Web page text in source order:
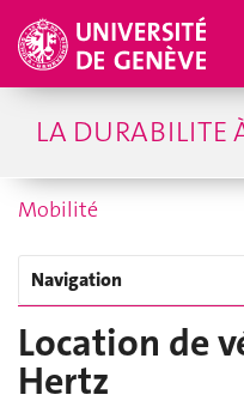
LA DURABILITE
Mobilité
Navigation
Location de
Hertz